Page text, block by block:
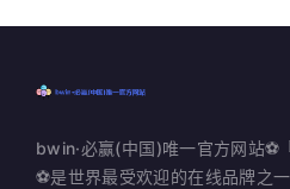
bwin·必赢(中国)唯一官方网站⚽️
⚽️是世界最受欢迎的在线品牌之